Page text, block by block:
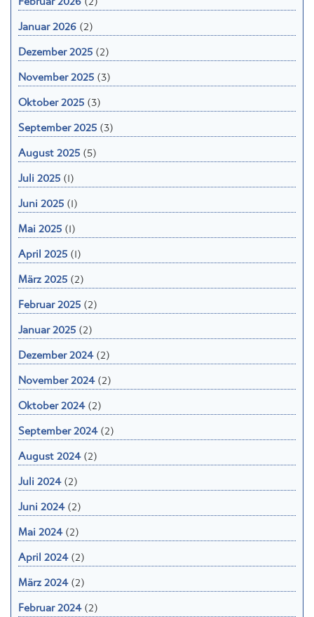
Januar 2026(2)
Dezember 2025(2)
November 2025(3)
Oktober 2025(3)
September 2025(3)
August 2025(5)
Juli 2025(1)
Juni 2025(1)
Mai 2025(1)
April 2025(1)
März 2025(2)
Februar 2025(2)
Januar 2025(2)
Dezember 2024(2)
November 2024(2)
Oktober 2024(2)
September 2024(2)
August 2024(2)
Juli 2024(2)
Juni 2024(2)
Mai 2024(2)
April 2024(2)
März 2024(2)
Februar 2024(2)